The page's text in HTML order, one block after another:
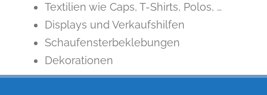
Textilien wie Caps, T-Shirts, Polos, …
Displays und Verkaufshilfen
Schaufensterbeklebungen
Dekorationen